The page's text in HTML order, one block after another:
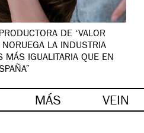
DE ‘VALOR
LA INDUSTRIA
MÁS IGUALITARIA QUE EN
MÁS VEIN